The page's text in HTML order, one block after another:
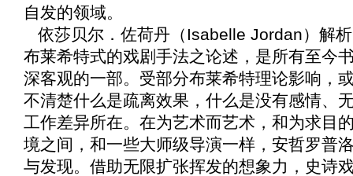
自发的领域。
依莎贝尔．佐荷丹（Isabelle Jordan）解
布莱希特式的戏剧手法之论述，是所有至今
深客观的一部。受部分布莱希特理论影响，
不清楚什么是疏离效果，什么是没有感情、
工作差异所在。在为艺术而艺术，和为求目
境之间，和一些大师级导演一样，安哲罗普
与发现。借助无限扩张挥发的想象力，史诗